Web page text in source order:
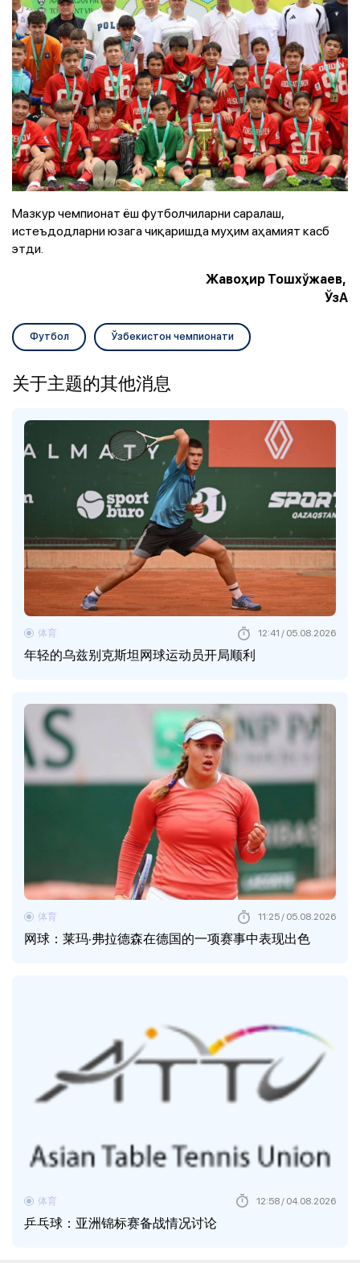
Мазкур чемпионат ёш футболчиларни саралаш,
истеъдодларни юзага чиқаришда муҳим аҳамият касб
этди.
Жавоҳир Тошхўжаев,
ЎзА
Футбол Ўзбекистон чемпионати
关于主题的其他消息
年轻的乌兹别克斯坦网球运动员开局顺利
体育 12:41 / 05.08.2026
网球：莱玛·弗拉德森在德国的一项赛事中表现出色
体育 11:25 / 05.08.2026
乒乓球：亚洲锦标赛备战情况讨论
体育 12:58 / 04.08.2026